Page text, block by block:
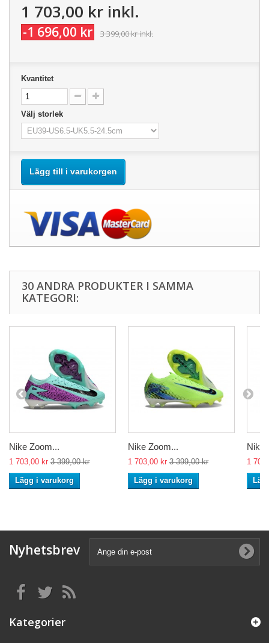
1 703,00 kr inkl.
-1 696,00 kr 3 399,00 krinkl.
Kvantitet
Välj storlek
Lägg till i varukorgen
30 ANDRA PRODUKTER I SAMMA
KATEGORI:
Nike Zoom...
1 703,00 kr 3 399,00 kr
Lägg i varukorg
Nike Zoom...
1 703,00 kr 3 399,00 kr
Lägg i varukorg
Nike
1
Nyhetsbrev
Kategorier